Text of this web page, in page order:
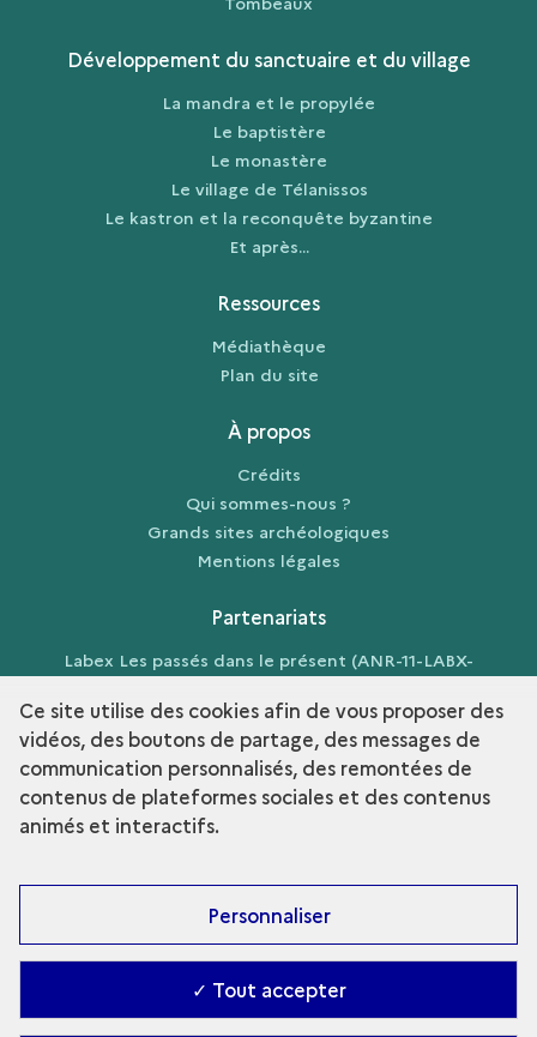
Développement du sanctuaire et du village
La mandra et le propylée
Le baptistère
Le monastère
Le village de Télanissos
Le kastron et la reconquête byzantine
Et après...
Ressources
Médiathèque
Plan du site
À propos
Crédits
Qui sommes-nous ?
Grands sites archéologiques
Mentions légales
Partenariats
Labex Les passés dans le présent (ANR-11-LABX-
0026-01)
Découvrir la collection
Ce site utilise des cookies afin de vous proposer des
vidéos, des boutons de partage, des messages de
communication personnalisés, des remontées de
contenus de plateformes sociales et des contenus
animés et interactifs.
Personnaliser
✓ Tout accepter